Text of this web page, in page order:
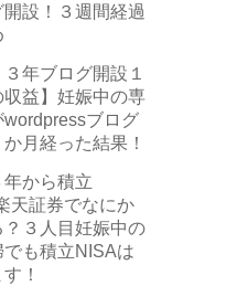
設！３週間経過
３年ブログ開設１
益】妊娠中の専
ブログ
月経った結果！
年から積立
天証券でなにか
？３人目妊娠中の
も積立NISAは
！